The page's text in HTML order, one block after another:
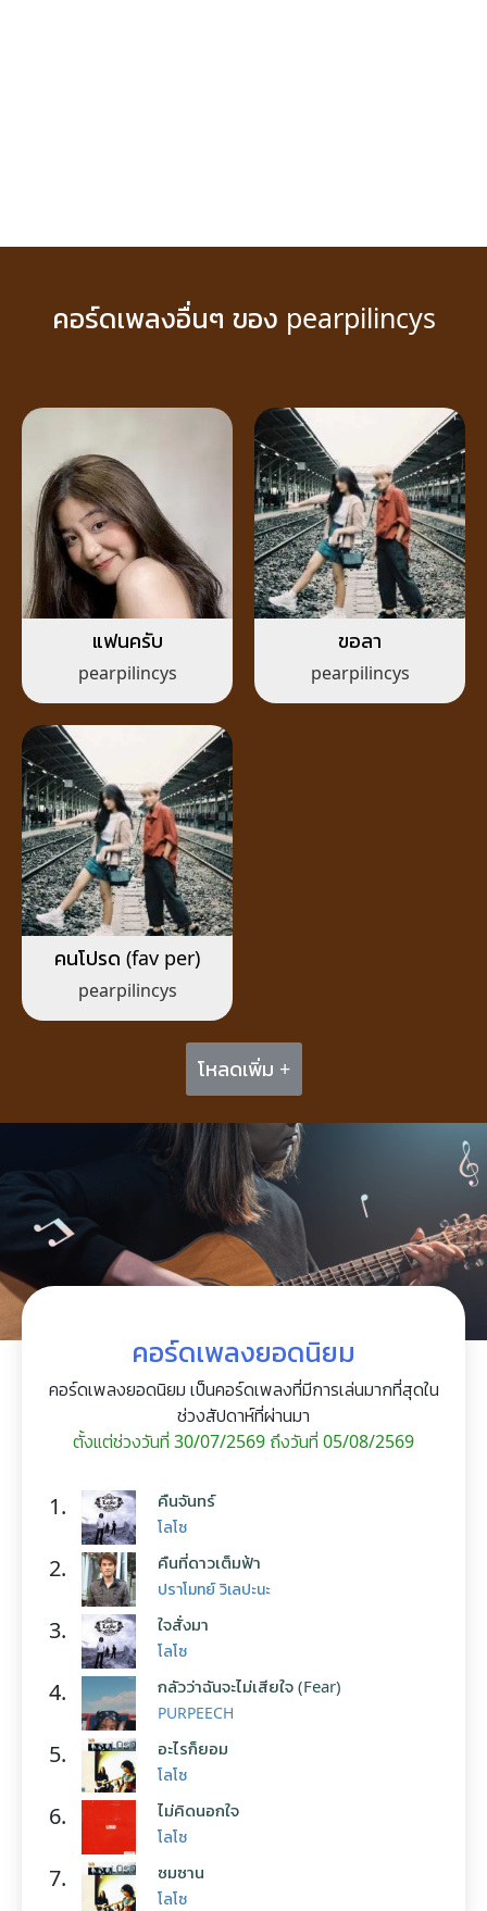
คอร์ดเพลงอื่นๆ ของ pearpilincys
แฟนครับ
pearpilincys
ขอลา
pearpilincys
คนโปรด (fav per)
pearpilincys
โหลดเพิ่ม +
คอร์ดเพลงยอดนิยม
คอร์ดเพลงยอดนิยม เป็นคอร์ดเพลงที่มีการเล่นมากที่สุดใน
ช่วงสัปดาห์ที่ผ่านมา
ตั้งแต่ช่วงวันที่ 30/07/2569 ถึงวันที่ 05/08/2569
1. คืนจันทร์
โลโซ
2. คืนที่ดาวเต็มฟ้า
ปราโมทย์ วิเลปะนะ
3. ใจสั่งมา
โลโซ
4. กลัวว่าฉันจะไม่เสียใจ (Fear)
PURPEECH
5. อะไรก็ยอม
โลโซ
6. ไม่คิดนอกใจ
โลโซ
7. ซมซาน
โลโซ